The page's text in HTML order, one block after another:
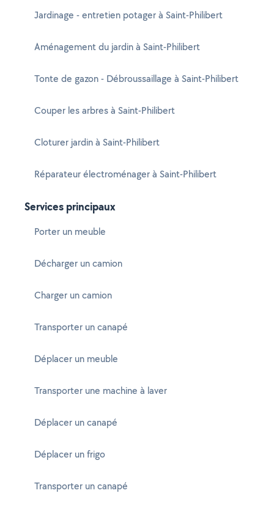
Jardinage - entretien potager à Saint-Philibert
Aménagement du jardin à Saint-Philibert
Tonte de gazon - Débroussaillage à Saint-Philibert
Couper les arbres à Saint-Philibert
Cloturer jardin à Saint-Philibert
Réparateur électroménager à Saint-Philibert
Services principaux
Porter un meuble
Décharger un camion
Charger un camion
Transporter un canapé
Déplacer un meuble
Transporter une machine à laver
Déplacer un canapé
Déplacer un frigo
Transporter un canapé